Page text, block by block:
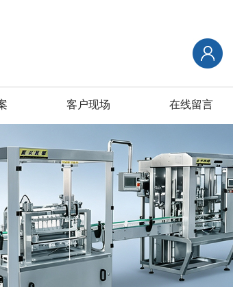
客户现场 在线留言